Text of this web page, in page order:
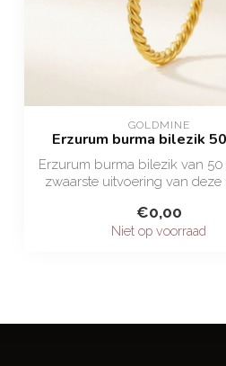
GOLDMINE
Erzurum burma bilezik
Erzurum burma bilezik van 50
zwaarste uitvoering van
€0,00
Niet op voorraad